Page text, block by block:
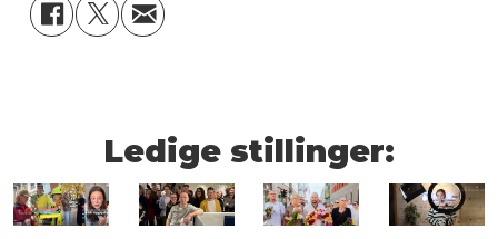
Ledige stillinger: